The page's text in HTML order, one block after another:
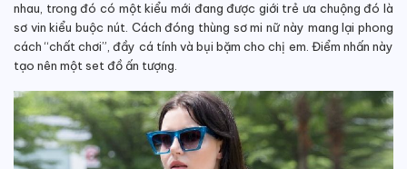
nhau, trong đó có một kiểu mới đang được giới trẻ ưa chuộng đó là
sơ vin kiểu buộc nút. Cách đóng thùng sơ mi nữ này mang lại phong
cách “chất chơi”, đầy cá tính và bụi bặm cho chị em. Điểm nhấn này
tạo nên một set đồ ấn tượng.